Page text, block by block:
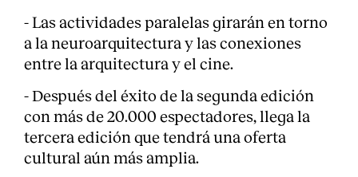
- Las actividades paralelas girarán en torno
a la neuroarquitectura y las conexiones
entre la arquitectura y el cine.
- Después del éxito de la segunda edición
con más de 20.000 espectadores, llega la
tercera edición que tendrá una oferta
cultural aún más amplia.